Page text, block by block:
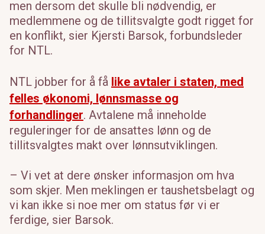
Barne- og familiedepartementet
Digitaliserings- og forvaltningsdepartementet 9
Departementenes sikkerhets- og
Departementenes digitaliseringsorganisasjon
(DIO)
Energidepartementet
Finansdepartementet
Justis- og beredskapsdepartementet 23
Klima- og miljødepartementet
Kommunal- og distriktsdepartementet
men dersom det skulle bli nødvendig, er
medlemmene og de tillitsvalgte godt rigget for
en konflikt, sier Kjersti Barsok, forbundsleder
for NTL.
NTL jobber for å få like avtaler i staten, med
felles økonomi, lønnsmasse og
forhandlinger. Avtalene må inneholde
reguleringer for de ansattes lønn og de
tillitsvalgtes makt over lønnsutviklingen.
– Vi vet at dere ønsker informasjon om hva
som skjer. Men meklingen er taushetsbelagt og
vi kan ikke si noe mer om status før vi er
ferdige, sier Barsok.